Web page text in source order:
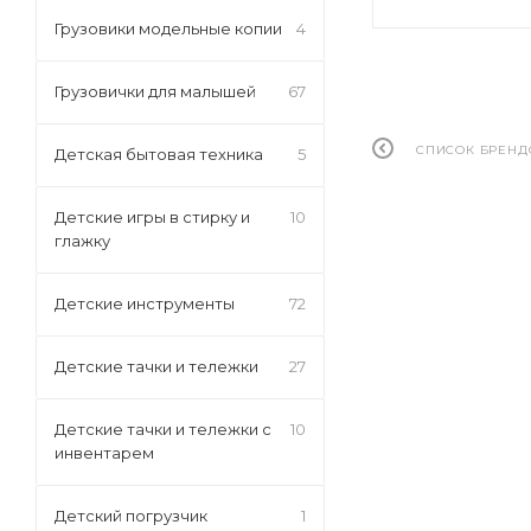
СПИСОК
Грузовики модельные копии 4
Грузовички для малышей 67
Детская бытовая техника 5
Детские игры в стирку и
глажку
10
Детские инструменты 72
Детские тачки и тележки 27
Детские тачки и тележки с
инвентарем
10
Детский погрузчик 1